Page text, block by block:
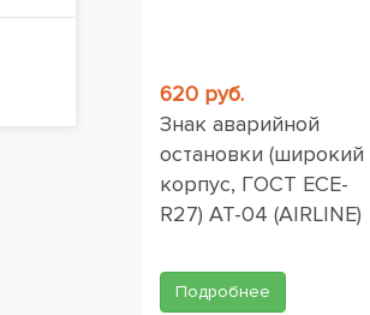
620 руб.
Знак аварийной
остановки (широкий
корпус, ГОСТ ЕСЕ-
R27) AT-04 (AIRLINE)
Подробнее